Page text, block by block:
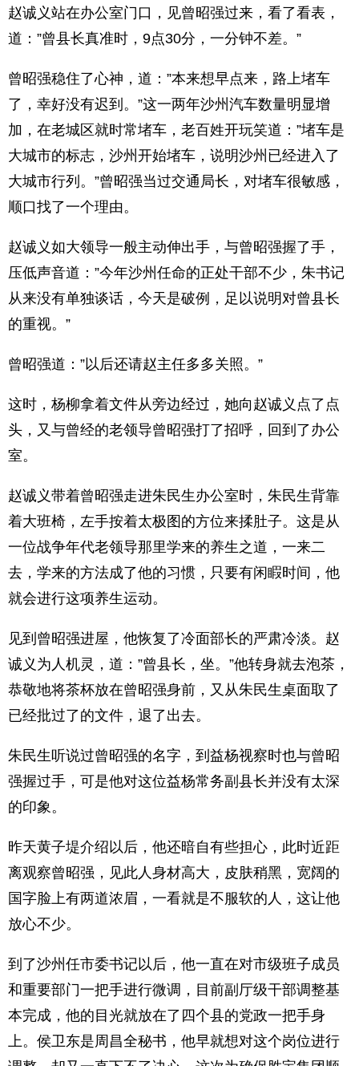
赵诚义站在办公室门口，见曾昭强过来，看了看表，
道：”曾县长真准时，9点30分，一分钟不差。”
曾昭强稳住了心神，道：”本来想早点来，路上堵车
了，幸好没有迟到。”这一两年沙州汽车数量明显增
加，在老城区就时常堵车，老百姓开玩笑道：”堵车是
大城市的标志，沙州开始堵车，说明沙州已经进入了
大城市行列。”曾昭强当过交通局长，对堵车很敏感，
顺口找了一个理由。
赵诚义如大领导一般主动伸出手，与曾昭强握了手，
压低声音道：”今年沙州任命的正处干部不少，朱书记
从来没有单独谈话，今天是破例，足以说明对曾县长
的重视。”
曾昭强道：”以后还请赵主任多多关照。”
这时，杨柳拿着文件从旁边经过，她向赵诚义点了点
头，又与曾经的老领导曾昭强打了招呼，回到了办公
室。
赵诚义带着曾昭强走进朱民生办公室时，朱民生背靠
着大班椅，左手按着太极图的方位来揉肚子。这是从
一位战争年代老领导那里学来的养生之道，一来二
去，学来的方法成了他的习惯，只要有闲睱时间，他
就会进行这项养生运动。
见到曾昭强进屋，他恢复了冷面部长的严肃冷淡。赵
诚义为人机灵，道：”曾县长，坐。”他转身就去泡茶，
恭敬地将茶杯放在曾昭强身前，又从朱民生桌面取了
已经批过了的文件，退了出去。
朱民生听说过曾昭强的名字，到益杨视察时也与曾昭
强握过手，可是他对这位益杨常务副县长并没有太深
的印象。
昨天黄子堤介绍以后，他还暗自有些担心，此时近距
离观察曾昭强，见此人身材高大，皮肤稍黑，宽阔的
国字脸上有两道浓眉，一看就是不服软的人，这让他
放心不少。
到了沙州任市委书记以后，他一直在对市级班子成员
和重要部门一把手进行微调，目前副厅级干部调整基
本完成，他的目光就放在了四个县的党政一把手身
上。侯卫东是周昌全秘书，他早就想对这个岗位进行